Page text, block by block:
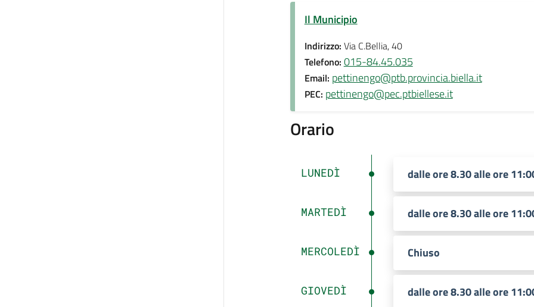
Il Municipio
Indirizzo: Via C.Bellia, 40
Telefono: 015-84.45.035
Email: pettinengo@ptb.provincia.biella.it
PEC: pettinengo@pec.ptbiellese.it
Orario
LUNEDÌ dalle ore 8.30 alle ore
MARTEDÌ dalle ore 8.30 alle ore
MERCOLEDÌ Chiuso
GIOVEDÌ dalle ore 8.30 alle ore